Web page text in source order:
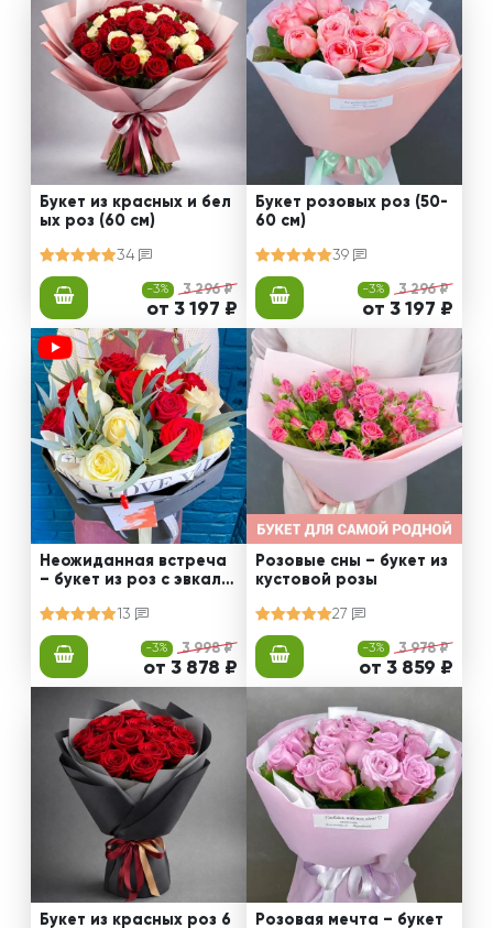
Букет из красных и бел
ых роз (60 см)
34
-3% 3 296 ₽
от 3 197 ₽
Букет розовых роз (50-
60 см)
39
-3% 3 296 ₽
от 3 197 ₽
Неожиданная встреча
– букет из роз с эвкали
13
-3% 3 998 ₽
от 3 878 ₽
Розовые сны – букет из
кустовой розы
27
-3% 3 978 ₽
от 3 859 ₽
Букет из красных роз 6 Розовая мечта – букет